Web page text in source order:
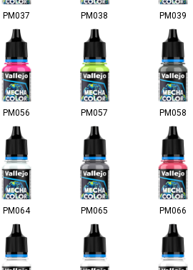
PM037 PM038 PM039
PM056 PM057 PM058
PM064 PM065 PM066